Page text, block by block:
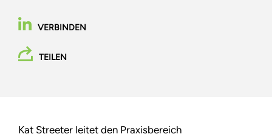
VERBINDEN
TEILEN
Kat Streeter leitet den Praxisbereich